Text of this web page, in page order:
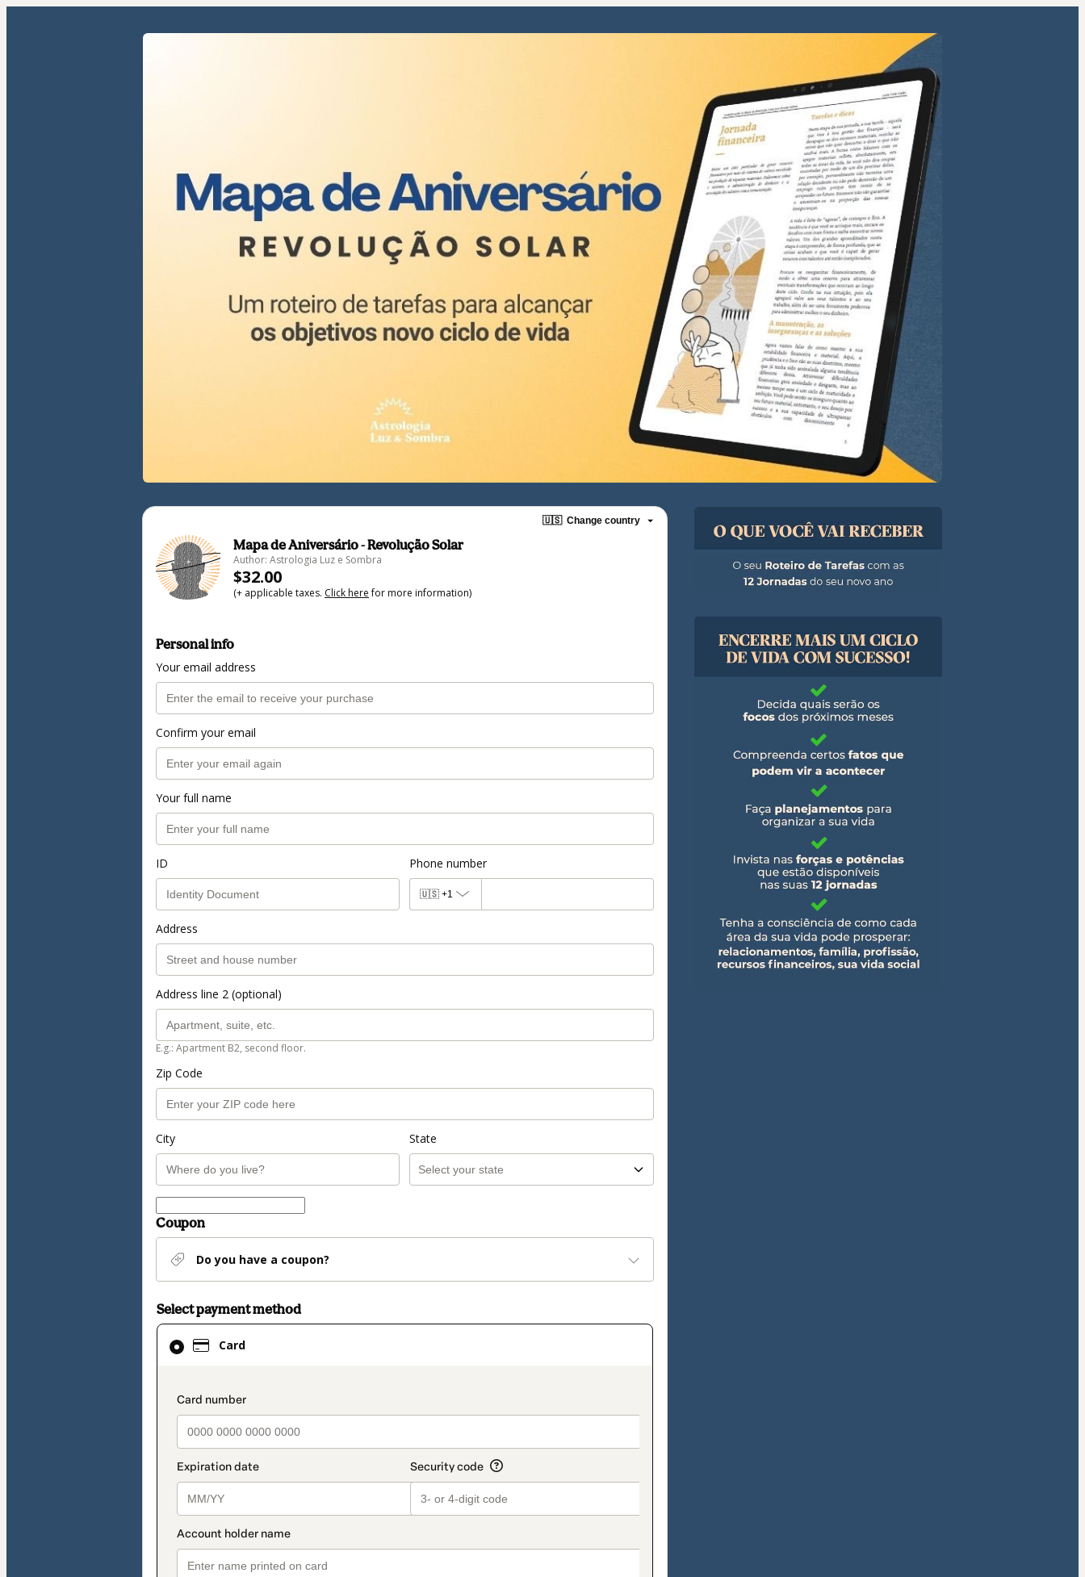
🇺🇸 Change country
Mapa de Aniversário - Revolução Solar
Author: Astrologia Luz e Sombra
$32.00
(+ applicable taxes. Click herefor more information)
Personal info
Your email address
Confirm your email
Your full name
ID Phone number
🇺🇸 +1
Address
Address line 2 (optional)
E.g.: Apartment B2, second floor.
Zip Code
City State
Coupon
Do you have a coupon?
Select payment method
Card
payment_data.section_title_v2
Card
selected
method